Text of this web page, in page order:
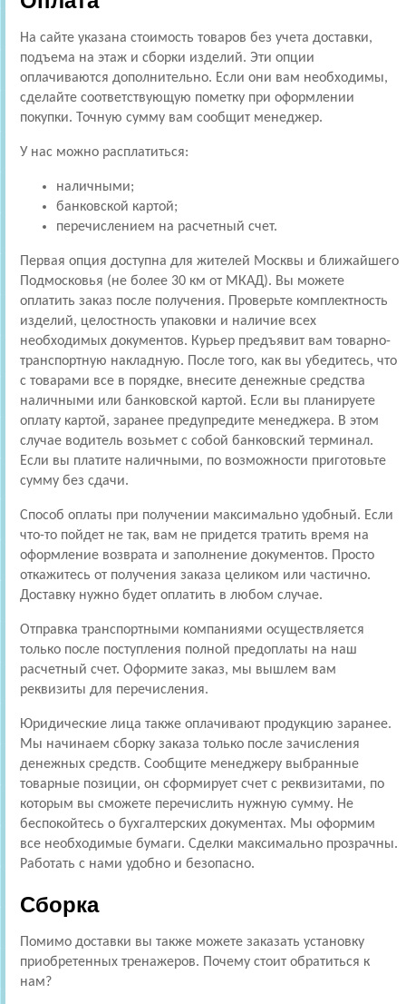
На сайте указана стоимость товаров без учета доставки,
подъема на этаж и сборки изделий. Эти опции
оплачиваются дополнительно. Если они вам необходимы,
сделайте соответствующую пометку при оформлении
покупки. Точную сумму вам сообщит менеджер.
У нас можно расплатиться:
наличными;
банковской картой;
перечислением на расчетный счет.
Первая опция доступна для жителей Москвы и ближайшего
Подмосковья (не более 30 км от МКАД). Вы можете
оплатить заказ после получения. Проверьте комплектность
изделий, целостность упаковки и наличие всех
необходимых документов. Курьер предъявит вам товарно-
транспортную накладную. После того, как вы убедитесь, что
с товарами все в порядке, внесите денежные средства
наличными или банковской картой. Если вы планируете
оплату картой, заранее предупредите менеджера. В этом
случае водитель возьмет с собой банковский терминал.
Если вы платите наличными, по возможности приготовьте
сумму без сдачи.
Способ оплаты при получении максимально удобный. Если
что-то пойдет не так, вам не придется тратить время на
оформление возврата и заполнение документов. Просто
откажитесь от получения заказа целиком или частично.
Доставку нужно будет оплатить в любом случае.
Отправка транспортными компаниями осуществляется
только после поступления полной предоплаты на наш
расчетный счет. Оформите заказ, мы вышлем вам
реквизиты для перечисления.
Юридические лица также оплачивают продукцию заранее.
Мы начинаем сборку заказа только после зачисления
денежных средств. Сообщите менеджеру выбранные
товарные позиции, он сформирует счет с реквизитами, по
которым вы сможете перечислить нужную сумму. Не
беспокойтесь о бухгалтерских документах. Мы оформим
все необходимые бумаги. Сделки максимально прозрачны.
Работать с нами удобно и безопасно.
Сборка
Помимо доставки вы также можете заказать установку
приобретенных тренажеров. Почему стоит обратиться к
нам?